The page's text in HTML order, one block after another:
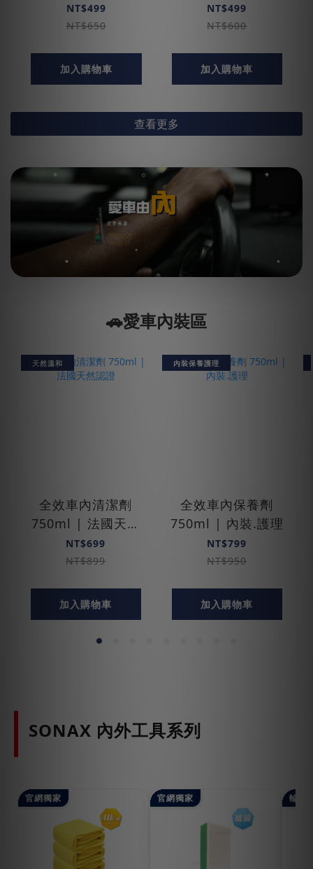
NT$499
NT$650
加入購物車
NT$499
NT$600
加入購物車
查看更多
🚗愛車內裝區
天然溫和
全效車內清潔劑
750ml | 法國天然
認證
NT$699
NT$899
加入購物車
內裝保養護理
全效車內保養劑
750ml | 內裝.護理
NT$799
NT$950
加入購物車
SONAX 內外工具系列
官網獨家 官網獨家 輪胎